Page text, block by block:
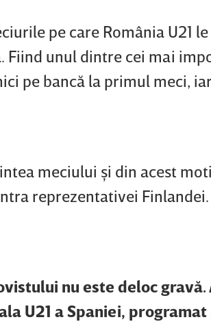
pe care România U21 le
Fiind unul dintre cei mai
pe bancă la primul meci, iar
meciului şi din acest
reprezentativei
nu este deloc gravă.
U21 a Spaniei,